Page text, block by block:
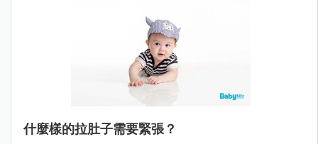
什麼樣的拉肚子需要緊張？